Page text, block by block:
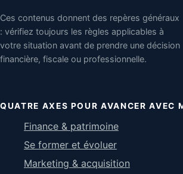
Ces contenus donnent des repères généraux
: vérifiez toujours les règles applicables à
votre situation avant de prendre une décision
financière, fiscale ou professionnelle.
QUATRE AXES POUR AVANCER AVEC
Finance & patrimoine
Se former et évoluer
Marketing & acquisition